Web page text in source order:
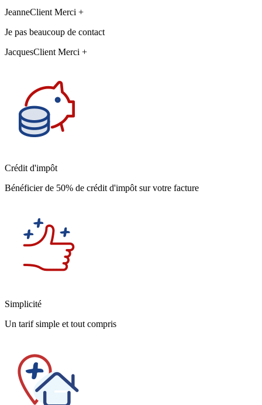
JeanneClient Merci +
Je pas beaucoup de contact
JacquesClient Merci +
Crédit d'impôt
Bénéficier de 50% de crédit d'impôt sur votre facture
Simplicité
Un tarif simple et tout compris